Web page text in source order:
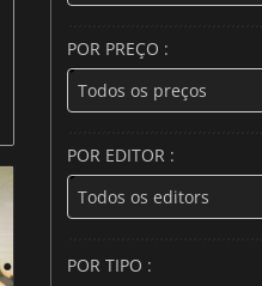
POR PREÇO :
POR EDITOR :
POR TIPO :